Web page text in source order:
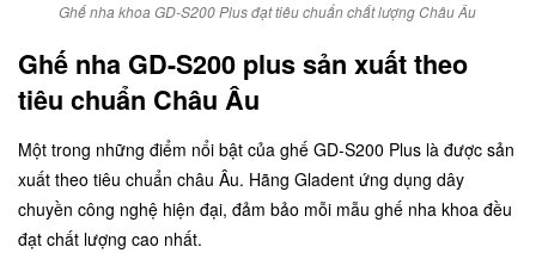
Ghế nha khoa GD-S200 Plus đạt tiêu chuẩn chất lượng Châu Âu
Ghế nha GD-S200 plus sản xuất theo
tiêu chuẩn Châu Âu
Một trong những điểm nổi bật của ghế GD-S200 Plus là được sản
xuất theo tiêu chuẩn châu Âu. Hãng Gladent ứng dụng dây
chuyền công nghệ hiện đại, đảm bảo mỗi mẫu ghế nha khoa đều
đạt chất lượng cao nhất.